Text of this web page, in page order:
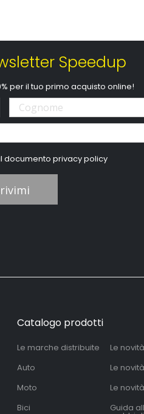
Speedup
per il tuo primo acquisto online!
documentoprivacy policy
Catalogo prodotti
Le marche distribuite
Auto
Moto
Bici
Le
Le
Le
Guida